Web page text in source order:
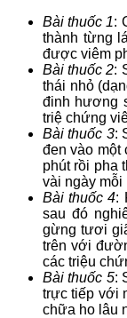
Bài thuốc 1:
thành từng
được viêm
Bài thuốc 2:
thái nhỏ
đinh hương
triệ chứng
Bài thuốc 3:
đen vào một
phút rồi pha
vài ngày mỗi
Bài thuốc 4:
sau đó
gừng tươi
trên với
các triệu
Bài thuốc 5:
trực tiếp với
chữa ho lâu